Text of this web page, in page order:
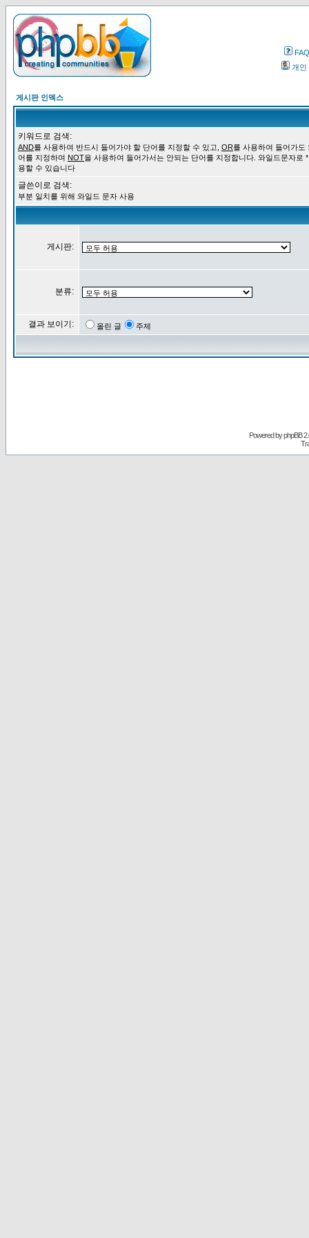
FAQ
개인
게시판 인덱스
키워드로 검색:
AND를 사용하여 반드시 들어가야 할 단어를 지정할 수 있고, OR를 사용하여 들어가도
어를 지정하며 NOT을 사용하여 들어가서는 안되는 단어를 지정합니다. 와일드문자로
용할 수 있습니다
글쓴이로 검색:
부분 일치를 위해 와일드 문자 사용
게시판:
분류:
결과 보이기: 올린 글 주제
Powered byphpBB